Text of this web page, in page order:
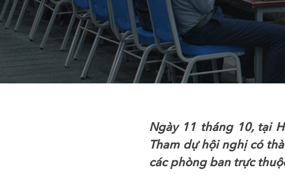
Ngày 11 tháng 10, tại
Tham dự hội nghị có
các phòng ban trực